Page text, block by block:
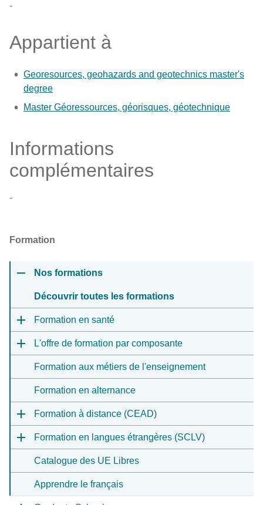
-
Appartient à
Georesources, geohazards and geotechnics master's
degree
Master Géoressources, géorisques, géotechnique
Informations
complémentaires
-
Formation
Nos formations
Découvrir toutes les formations
Formation en santé
L'offre de formation par composante
Formation aux métiers de l'enseignement
Formation en alternance
Formation à distance (CEAD)
Formation en langues étrangères (SCLV)
Catalogue des UE Libres
Apprendre le français